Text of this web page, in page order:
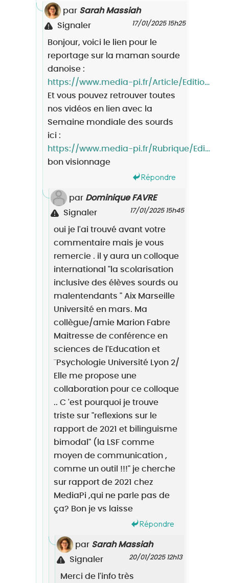
par Sarah Massiah
17/01/2025 15h25
Signaler
Bonjour, voici le lien pour le
reportage sur la maman sourde
danoise :
https://www.media-pi.fr/Article/Editions-speciales/JMS/SMS-4-une-maman-sourde-danoise-obligee-d-aller-en-Suede-pour-une-scolarite-en-langue-des-signes/3860
Et vous pouvez retrouver toutes
nos vidéos en lien avec la
Semaine mondiale des sourds
ici :
https://www.media-pi.fr/Rubrique/Editions-speciales/JMS
bon visionnage
Répondre
par Dominique FAVRE
17/01/2025 15h45
Signaler
oui je l'ai trouvé avant votre
commentaire mais je vous
remercie . il y aura un colloque
international "la scolarisation
inclusive des élèves sourds ou
malentendants " Aix Marseille
Université en mars. Ma
collègue/amie Marion Fabre
Maitresse de conférence en
sciences de l'Education et
¨Psychologie Université Lyon 2/
Elle me propose une
collaboration pour ce colloque
.. C 'est pourquoi je trouve
triste sur "reflexions sur le
rapport de 2021 et bilinguisme
bimodal" (la LSF comme
moyen de communication ,
comme un outil !!!" je cherche
sur rapport de 2021 chez
MediaPi ,qui ne parle pas de
ça? Bon je vs laisse
Répondre
par Sarah Massiah
20/01/2025 12h13
Signaler
Merci de l'info très